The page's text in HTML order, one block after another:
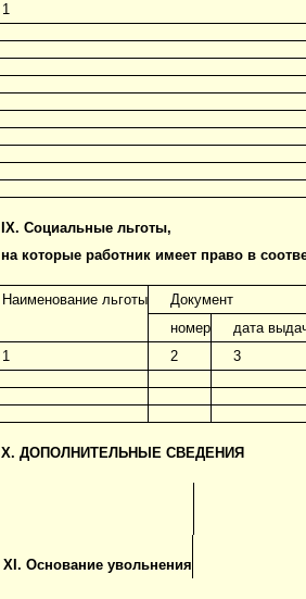
1
IX. Социальные льготы,
на которые работник имеет право в
Наименование льготы
Документ
номер
дата
1
2 3
X. ДОПОЛНИТЕЛЬНЫЕ СВЕДЕНИЯ
XI. Основание увольнения